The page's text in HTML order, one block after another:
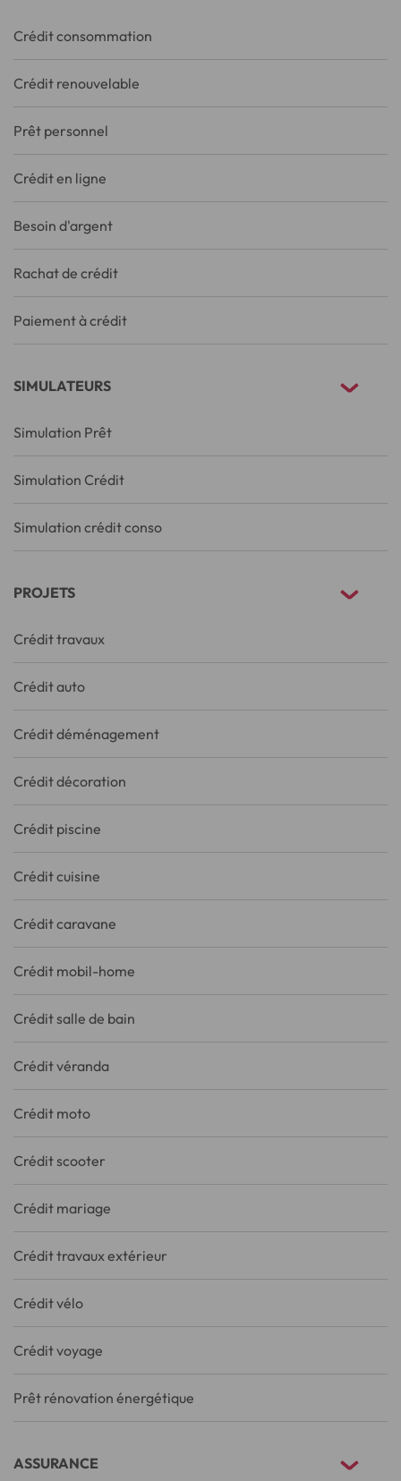
Crédit consommation
Crédit renouvelable
Prêt personnel
Crédit en ligne
Besoin d'argent
Rachat de crédit
Paiement à crédit
SIMULATEURS
Simulation Prêt
Simulation Crédit
Simulation crédit conso
PROJETS
Crédit travaux
Crédit auto
Crédit déménagement
Crédit décoration
Crédit piscine
Crédit cuisine
Crédit caravane
Crédit mobil-home
Crédit salle de bain
Crédit véranda
Crédit moto
Crédit scooter
Crédit mariage
Crédit travaux extérieur
Crédit vélo
Crédit voyage
Prêt rénovation énergétique
ASSURANCE